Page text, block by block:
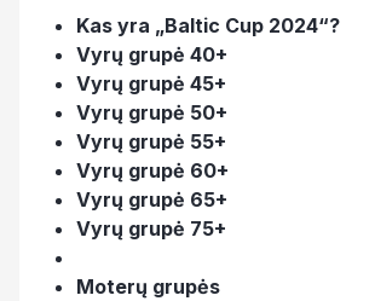
Kas yra „Baltic Cup 2024“?
Vyrų grupė 40+
Vyrų grupė 45+
Vyrų grupė 50+
Vyrų grupė 55+
Vyrų grupė 60+
Vyrų grupė 65+
Vyrų grupė 75+
Moterų grupės